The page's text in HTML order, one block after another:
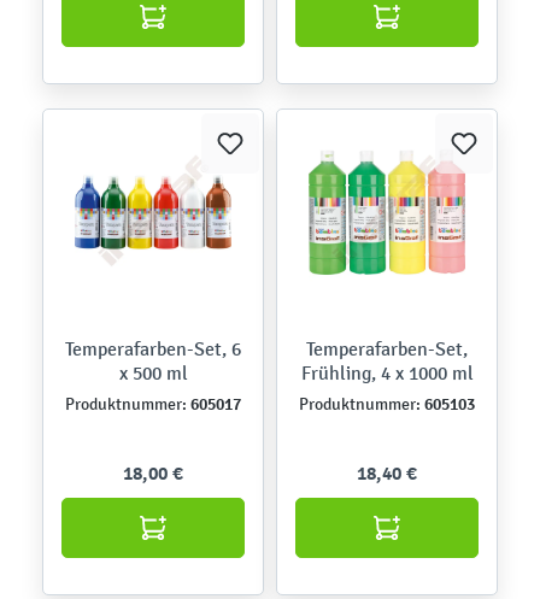
Temperafarben-Set, 6
x 500 ml
Produktnummer: 605017
18,00 €
Temperafarben-Set,
Frühling, 4 x 1000 ml
Produktnummer: 605103
18,40 €